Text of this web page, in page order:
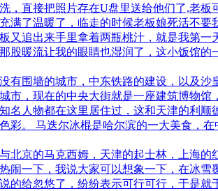
，直接把照片存在U盘里送给他们了,老
满了温暖了，临走的时候老板娘死活不
又追出来手里拿着两瓶桃汁，就是我第
股暖流让我的眼睛也湿润了，这小饭馆
有围墙的城市，中东铁路的建设，以及
市，现在的中央大街就是一座建筑博物
名人物都在这里居住过，这和天津的利
彩。 马迭尔冰棍是哈尔滨的一大美食，
北京的马克西姆，天津的起士林，上海
闹一下，我说大家可以想象一下，在冰
的给忽悠了，纷纷表示可行可行，于是